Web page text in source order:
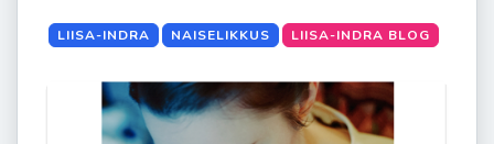
LIISA-INDRA NAISELIKKUS LIISA-INDRA BLOG